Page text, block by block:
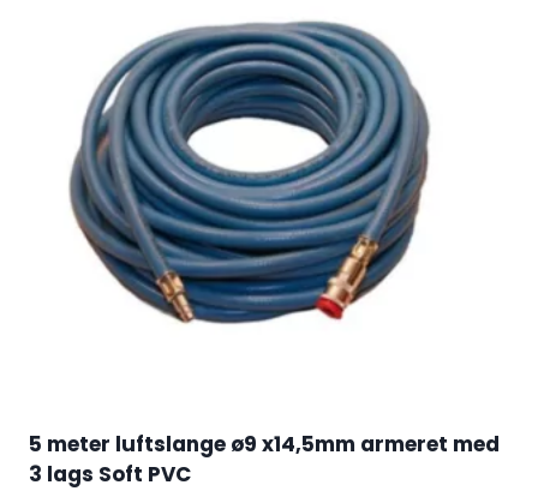
5 meter luftslange ø9 x14,5mm armeret med
3 lags Soft PVC